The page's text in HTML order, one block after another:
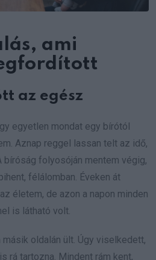
ami
az egész
egyetlen mondat egy bírótól
Aznap reggel lassan telt az idő,
bíróság folyosóján mentem végig,
félálomban. Éveken át
életem, de azon a napon minden
is látható volt.
oldalán ült. Úgy viselkedett,
rá tartozna. Mindent rám kent,